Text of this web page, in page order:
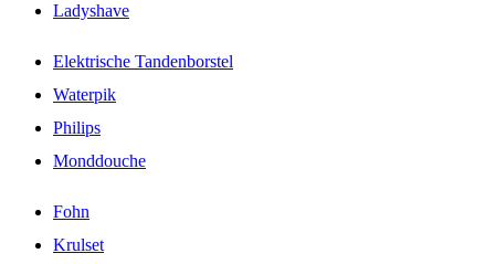
Ladyshave
Elektrische Tandenborstel
Waterpik
Philips
Monddouche
Fohn
Krulset